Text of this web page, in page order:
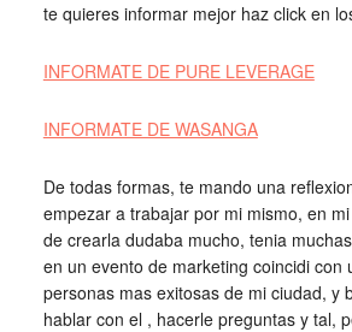
te quieres informar mejor haz click en
INFORMATE DE PURE LEVERAGE
INFORMATE DE WASANGA
De todas formas, te mando una
empezar a trabajar por mi mismo, en
de crearla dudaba mucho, tenia
en un evento de marketing coincidi con
personas mas exitosas de mi ciudad, y
hablar con el , hacerle preguntas y tal,